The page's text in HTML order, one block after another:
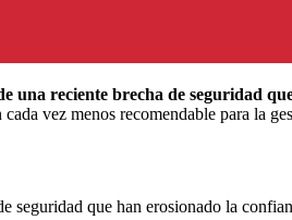
una reciente brecha de seguridad
vez menos recomendable para la
que han erosionado la